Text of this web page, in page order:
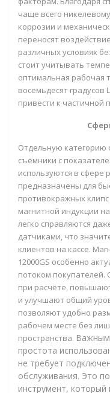
чаще всего
коррозии и
переносят
различных условиях
стоит учитывать
оптимальная рабочая
восемьдесят градусов
привести к частичной
Отдельную категорию
съёмники с
используются в сфере
предназначены для
противокражных
магнитной индукции
легко справляются
датчиками, что
клиентов на кассе.
12000GS особенно
потоком
при расчёте,
и улучшают общий
позволяют удобно
рабочем месте без
пространства. Важным
простота
не требует
обслуживания. Это
инструмент,